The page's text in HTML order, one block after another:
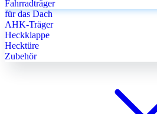
Fahrradträger
für das Dach
AHK-Träger
Heckklappe
Hecktüre
Zubehör